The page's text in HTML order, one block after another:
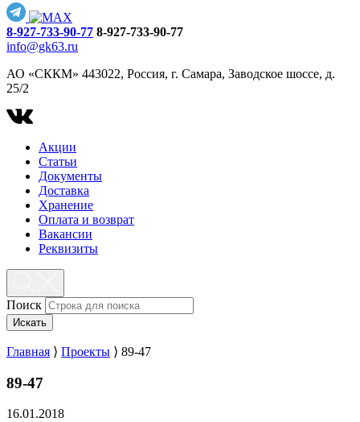
8-927-733-90-77 8-927-733-90-77
info@gk63.ru
АО «СККМ» 443022, Россия, г. Самара, Заводское шоссе, д.
25/2
Акции
Статьи
Документы
Доставка
Хранение
Оплата и возврат
Вакансии
Реквизиты
Поиск
Искать
Главная ⟩ Проекты ⟩ 89-47
89-47
16.01.2018